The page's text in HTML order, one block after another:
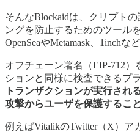
そんなBlockaidは、クリプト
ングを防止するためのツール
OpenSeaやMetamask、1inchな
オフチェーン署名（EIP-712
ションと同様に検査できるプ
トランザクションが実行され
攻撃からユーザを保護するこ
例えばVitalikのTwitter（X）ア